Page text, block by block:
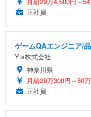
正社員
ゲームQAエンジニア/
Yts株式会社
神奈川県
月給29万300円～50
正社員